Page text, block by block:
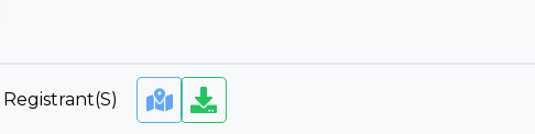
Registrant(s)